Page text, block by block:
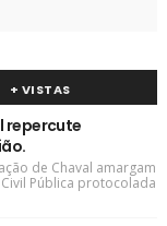
+ VISTAS
repercute
de Chaval amargam
Pública protocolada